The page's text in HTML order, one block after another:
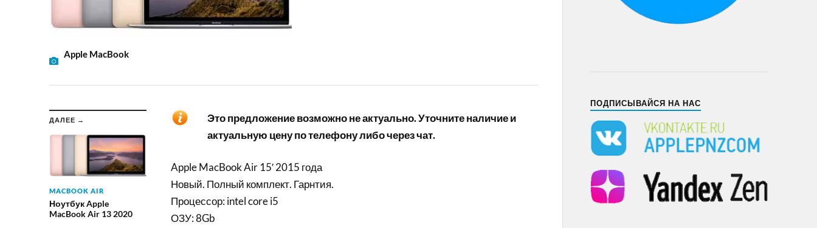
Apple MacBook
ДАЛЕЕ →
MACBOOK AIR
Ноутбук Apple
MacBook Air 13 2020
Это предложение возможно не актуально. Уточните наличие и
актуальную цену по телефону либо через чат.
Apple MacBook Air 15′ 2015 года
Новый. Полный комплект. Гарнтия.
Процессор: intel core i5
ОЗУ: 8Gb
ПОДПИСЫВАЙСЯ НА НАС